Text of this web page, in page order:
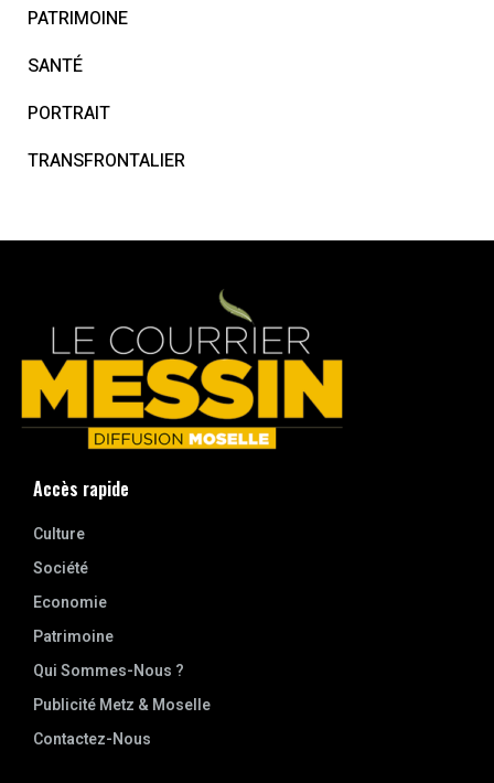
PATRIMOINE
SANTÉ
PORTRAIT
TRANSFRONTALIER
Accès rapide
Culture
Société
Economie
Patrimoine
Qui Sommes-Nous ?
Publicité Metz & Moselle
Contactez-Nous